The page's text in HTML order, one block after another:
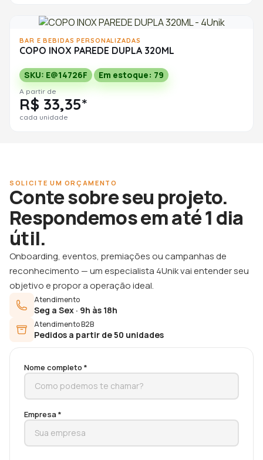
BAR E BEBIDAS PERSONALIZADAS
COPO INOX PAREDE DUPLA 320ML
SKU: E@14726F Em estoque: 79
A partir de
R$ 33,35*
cada unidade
SOLICITE UM ORÇAMENTO
Conte sobre seu projeto.
Respondemos em até 1 dia
útil.
Onboarding, eventos, premiações ou campanhas de
reconhecimento — um especialista 4Unik vai entender seu
objetivo e propor a operação ideal.
Atendimento
Seg a Sex · 9h às 18h
Atendimento B2B
Pedidos a partir de 50 unidades
Nome completo *
Empresa *